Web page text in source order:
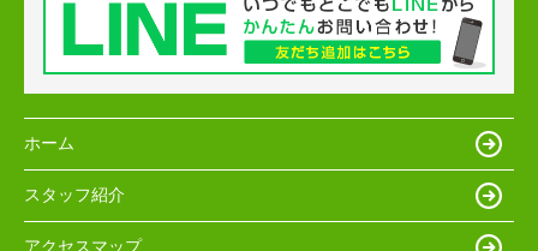
ホーム
スタッフ紹介
アクセスマップ